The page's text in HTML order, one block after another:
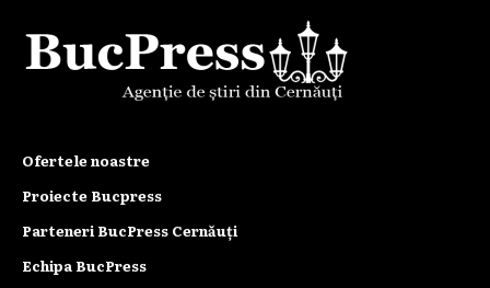
Ofertele noastre
Proiecte Bucpress
Parteneri BucPress Cernăuți
Echipa BucPress